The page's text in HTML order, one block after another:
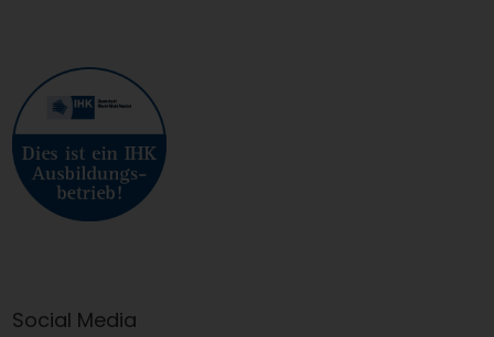
Social Media